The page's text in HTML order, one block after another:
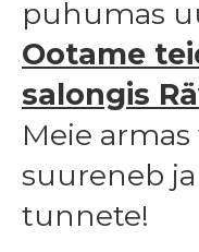
puhumas
Ootame
salongis
Meie
suureneb
tunnete!